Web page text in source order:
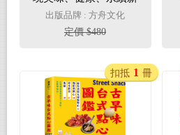
生活【二版】
出版品牌 : 方舟文化
定價 $480
扣抵 1 冊